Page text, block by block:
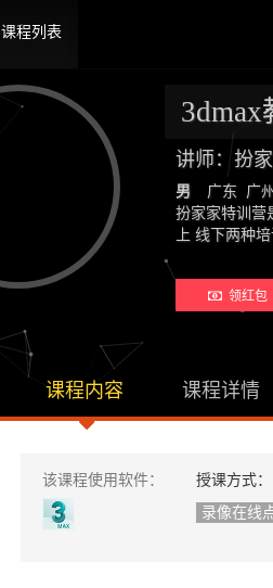
课程列表
讲师：扮
男
广东 广
扮家家特训营
上 线下两种
领红包
课程内容 课程详情
该课程使用软件：
授课方式：
录像在线